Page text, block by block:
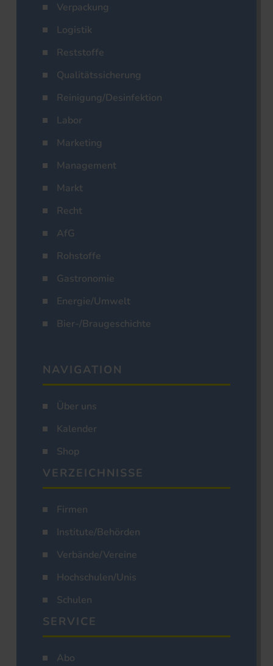
Verpackung
Logistik
Reststoffe
Qualitätssicherung
Reinigung/Desinfektion
Labor
Marketing
Management
Markt
Recht
AfG
Rohstoffe
Gastronomie
Energie/Umwelt
Bier-/Braugeschichte
NAVIGATION
Über uns
Kalender
Shop
VERZEICHNISSE
Firmen
Institute/Behörden
Verbände/Vereine
Hochschulen/Unis
Schulen
SERVICE
Abo